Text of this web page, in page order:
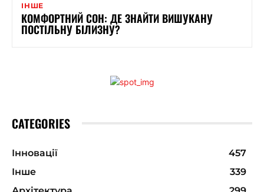
ІНШЕ
КОМФОРТНИЙ СОН: ДЕ ЗНАЙТИ ВИШУКАНУ
ПОСТІЛЬНУ БІЛИЗНУ?
CATEGORIES
Інновації
457
Інше
339